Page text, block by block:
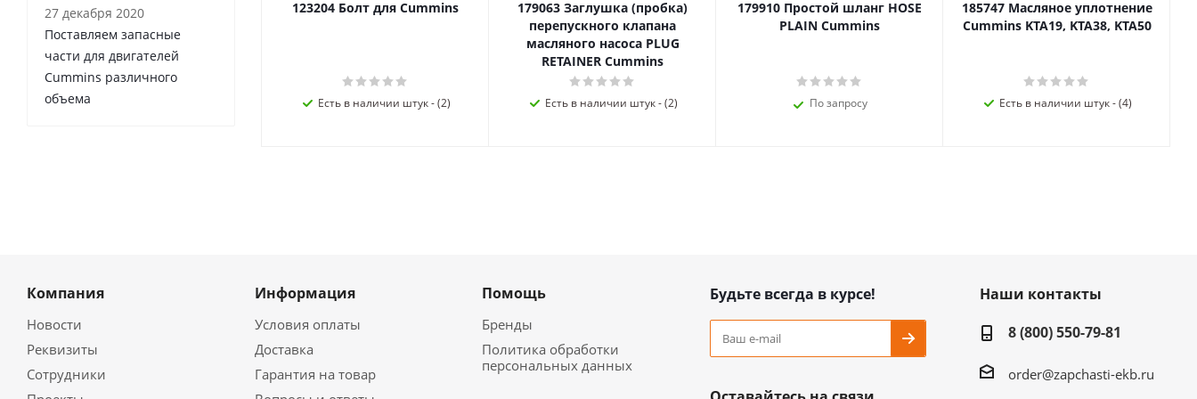
123204 Болт для Cummins
Есть в наличии штук - (2)
179063 Заглушка (пробка)
перепускного клапана
масляного насоса PLUG
RETAINER Cummins
Есть в наличии штук - (2)
179910 Простой шланг HOSE
PLAIN Cummins
По запросу
185747 Масляное уплотнение
Cummins KTA19, KTA38, KTA50
Есть в наличии штук - (4)
27 декабря 2020
Поставляем запасные
части для двигателей
Cummins различного
объема
Компания
Новости
Реквизиты
Сотрудники
Информация
Условия оплаты
Доставка
Гарантия на товар
Помощь
Бренды
Политика обработки
персональных данных
Будьте всегда в курсе!
Наши контакты
8 (800) 550-79-81
order@zapchasti-ekb.ru